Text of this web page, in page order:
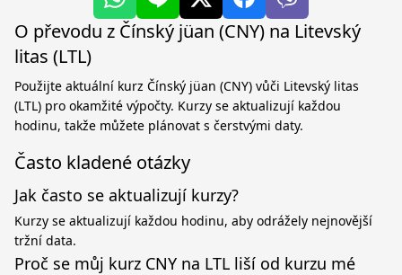
O převodu z Čínský jüan (CNY) na Litevský
litas (LTL)
Použijte aktuální kurz Čínský jüan (CNY) vůči Litevský litas
(LTL) pro okamžité výpočty. Kurzy se aktualizují každou
hodinu, takže můžete plánovat s čerstvými daty.
Často kladené otázky
Jak často se aktualizují kurzy?
Kurzy se aktualizují každou hodinu, aby odrážely nejnovější
tržní data.
Proč se můj kurz CNY na LTL liší od kurzu mé